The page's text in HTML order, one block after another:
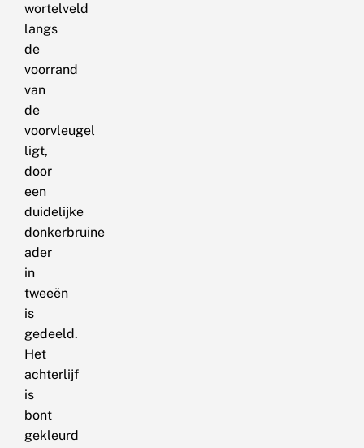
wortelveld
langs
de
voorrand
van
de
voorvleugel
ligt,
door
een
duidelijke
donkerbruine
ader
in
tweeën
is
gedeeld.
Het
achterlijf
is
bont
gekleurd